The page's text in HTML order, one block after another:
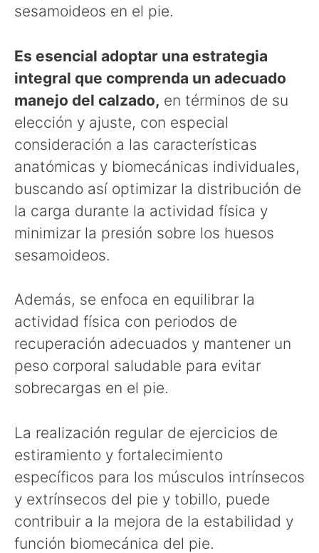
sesamoideos en el pie.
Es esencial adoptar una estrategia
integral que comprenda un adecuado
manejo del calzado, en términos de su
elección y ajuste, con especial
consideración a las características
anatómicas y biomecánicas individuales,
buscando así optimizar la distribución de
la carga durante la actividad física y
minimizar la presión sobre los huesos
sesamoideos.
Además, se enfoca en equilibrar la
actividad física con periodos de
recuperación adecuados y mantener un
peso corporal saludable para evitar
sobrecargas en el pie.
La realización regular de ejercicios de
estiramiento y fortalecimiento
específicos para los músculos intrínsecos
y extrínsecos del pie y tobillo, puede
contribuir a la mejora de la estabilidad y
función biomecánica del pie.